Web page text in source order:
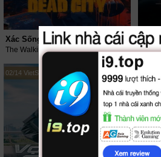
Xác Sống: Thành Phố Chết (Phần 3)
The Walking Dead: Dead City (Season 3) (2026)
Đại
02/14 VietSub